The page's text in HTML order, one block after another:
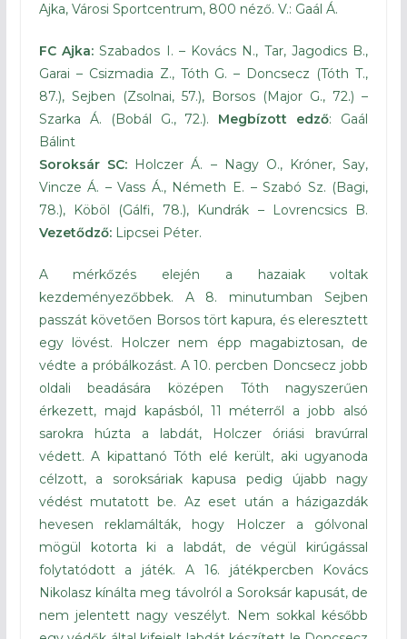
Ajka, Városi Sportcentrum, 800 néző. V.: Gaál Á.
FC Ajka: Szabados I. – Kovács N., Tar, Jagodics B.,
Garai – Csizmadia Z., Tóth G. – Doncsecz (Tóth T.,
87.), Sejben (Zsolnai, 57.), Borsos (Major G., 72.) –
Szarka Á. (Bobál G., 72.). Megbízott edző: Gaál
Bálint
Soroksár SC:Holczer Á. – Nagy O., Króner, Say,
Vincze Á. – Vass Á., Németh E. – Szabó Sz. (Bagi,
78.), Köböl (Gálfi, 78.), Kundrák – Lovrencsics B.
Vezetődző:Lipcsei Péter.
A mérkőzés elején a hazaiak voltak
kezdeményezőbbek. A 8. minutumban Sejben
passzát követően Borsos tört kapura, és eleresztett
egy lövést. Holczer nem épp magabiztosan, de
védte a próbálkozást. A 10. percben Doncsecz jobb
oldali beadására középen Tóth nagyszerűen
érkezett, majd kapásból, 11 méterről a jobb alsó
sarokra húzta a labdát, Holczer óriási bravúrral
védett. A kipattanó Tóth elé került, aki ugyanoda
célzott, a soroksáriak kapusa pedig újabb nagy
védést mutatott be. Az eset után a házigazdák
hevesen reklamálták, hogy Holczer a gólvonal
mögül kotorta ki a labdát, de végül kirúgással
folytatódott a játék. A 16. játékpercben Kovács
Nikolasz kínálta meg távolról a Soroksár kapusát, de
nem jelentett nagy veszélyt. Nem sokkal később